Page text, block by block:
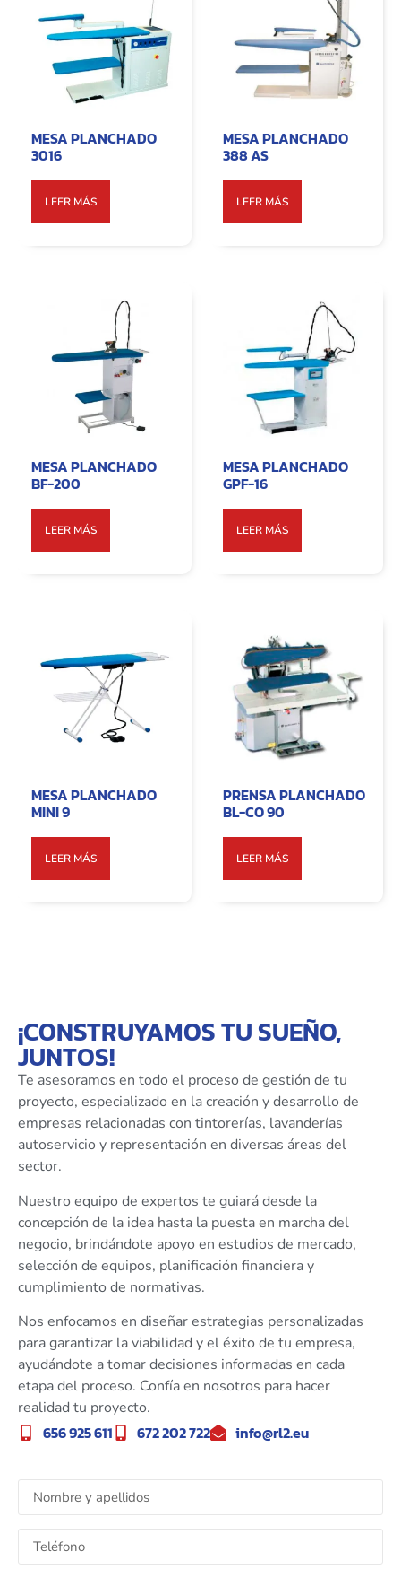
MESA PLANCHADO
3016
LEER MÁS
MESA PLANCHADO
388 AS
LEER MÁS
MESA PLANCHADO
BF-200
LEER MÁS
MESA PLANCHADO
GPF-16
LEER MÁS
MESA PLANCHADO
MINI 9
LEER MÁS
PRENSA PLANCHADO
BL-CO 90
LEER MÁS
¡CONSTRUYAMOS TU SUEÑO,
JUNTOS!
Te asesoramos en todo el proceso de gestión de tu
proyecto, especializado en la creación y desarrollo de
empresas relacionadas con tintorerías, lavanderías
autoservicio y representación en diversas áreas del
sector.
Nuestro equipo de expertos te guiará desde la
concepción de la idea hasta la puesta en marcha del
negocio, brindándote apoyo en estudios de mercado,
selección de equipos, planificación financiera y
cumplimiento de normativas.
Nos enfocamos en diseñar estrategias personalizadas
para garantizar la viabilidad y el éxito de tu empresa,
ayudándote a tomar decisiones informadas en cada
etapa del proceso. Confía en nosotros para hacer
realidad tu proyecto.
656 925 611 672 202 722 info@rl2.eu